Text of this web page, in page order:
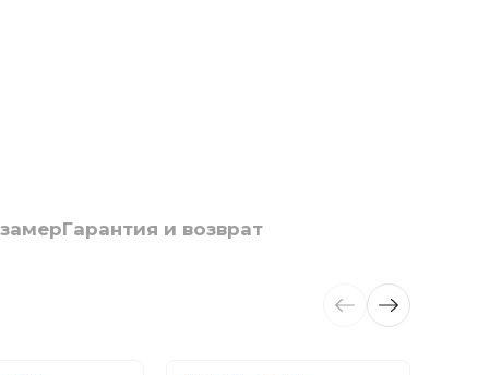
Гарантия и возврат